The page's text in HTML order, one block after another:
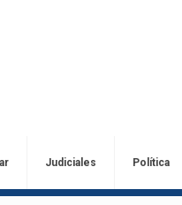
Judiciales Política